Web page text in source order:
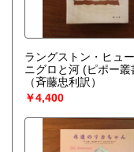
ラングストン・ヒュ
ニグロと河 (ピポー叢
（斉藤忠利訳）
￥4,400